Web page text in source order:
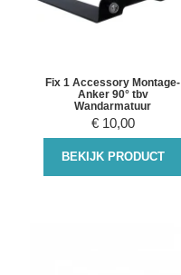
Fix 1 Accessory Montage-
Anker 90° tbv
Wandarmatuur
€ 10,00
BEKIJK PRODUCT